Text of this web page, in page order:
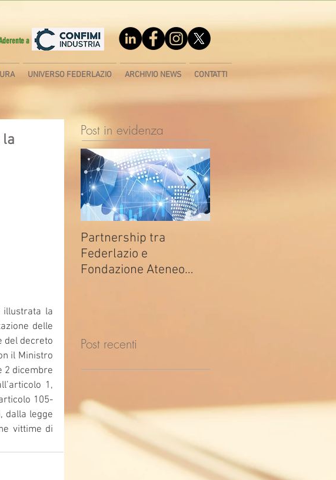
a
UNIVERSO FEDERLAZIO ARCHIVIO NEWS CONTATTI
illustrata la
delle
del decreto
il Ministro
2 dicembre
1,
105-
dalla legge
vittime di
Post in evidenza
Partnership tra
Federlazio e
Fondazione Ateneo
Post recenti